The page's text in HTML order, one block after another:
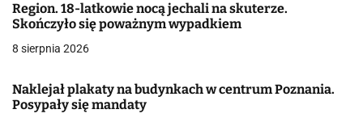
w
p
s
Region. 18-latkowie nocą jechali na skuterze.
Skończyło się poważnym wypadkiem
8 sierpnia 2026
Naklejał plakaty na budynkach w centrum Poznania.
Posypały się mandaty